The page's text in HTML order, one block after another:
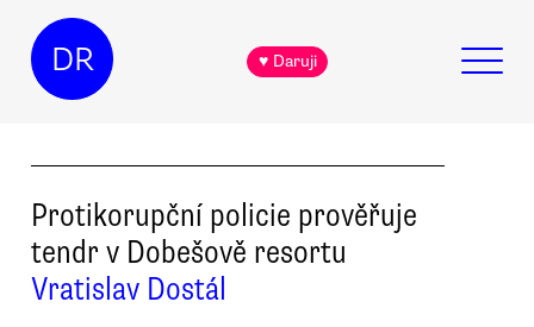
DR ♥ Daruji
Protikorupční policie prověřuje
tendr v Dobešově resortu
Vratislav Dostál